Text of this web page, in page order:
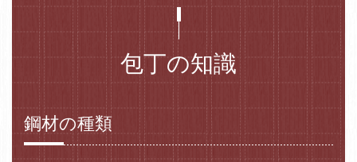
包丁の知識
鋼材の種類